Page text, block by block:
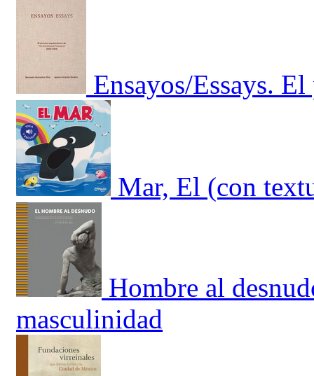
Ensayos/Essays.
Mar, El (con
Hombre al
masculinidad